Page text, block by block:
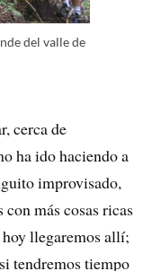
del valle de
cerca de
ha ido haciendo a
improvisado,
con más cosas ricas
llegaremos allí;
tendremos tiempo